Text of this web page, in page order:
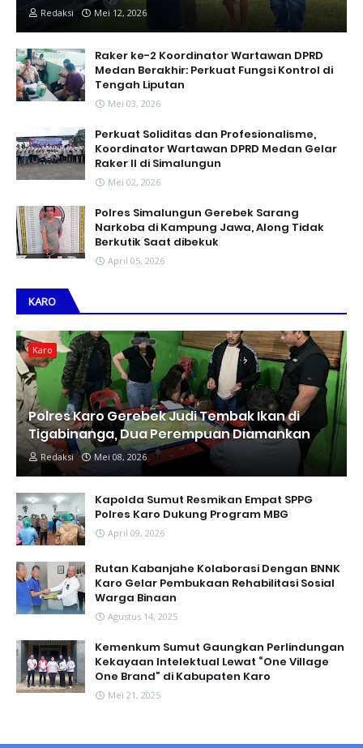
Redaksi Mei 12, 2026
Raker ke-2 Koordinator Wartawan DPRD
Medan Berakhir: Perkuat Fungsi Kontrol di
Tengah Liputan
Mei 03, 2026
Perkuat Soliditas dan Profesionalisme,
Koordinator Wartawan DPRD Medan Gelar
Raker II di Simalungun
Mei 02, 2026
Polres Simalungun Gerebek Sarang
Narkoba di Kampung Jawa, Along Tidak
Berkutik Saat dibekuk
April 05, 2026
KARO
Karo
Polres Karo Gerebek Judi Tembak Ikan di
Tigabinanga, Dua Perempuan Diamankan
Redaksi Mei 08, 2026
Kapolda Sumut Resmikan Empat SPPG
Polres Karo Dukung Program MBG
April 09, 2026
Rutan Kabanjahe Kolaborasi Dengan BNNK
Karo Gelar Pembukaan Rehabilitasi Sosial
Warga Binaan
Agustus 14, 2025
Kemenkum Sumut Gaungkan Perlindungan
Kekayaan Intelektual Lewat “One Village
One Brand” di Kabupaten Karo
Mei 21, 2025